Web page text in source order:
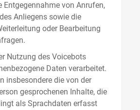
Entgegennahme von Anrufen,
Anliegens sowie die
oder Bearbeitung
Nutzung des Voicebots
Daten verarbeitet.
insbesondere die von der
gesprochenen Inhalte, die
als Sprachdaten erfasst